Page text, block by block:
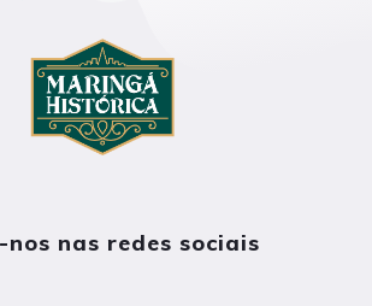
nos nas redes sociais